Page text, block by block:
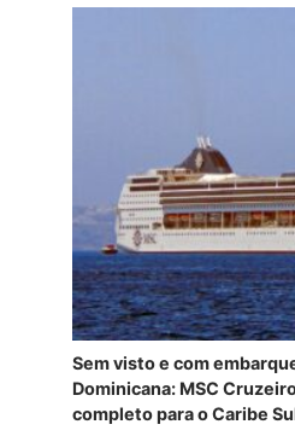
Sem visto e com
Dominicana: MSC
completo para o Caribe